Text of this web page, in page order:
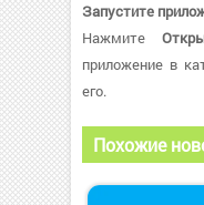
Запустите
Нажмите
приложение в
его.
Похожие